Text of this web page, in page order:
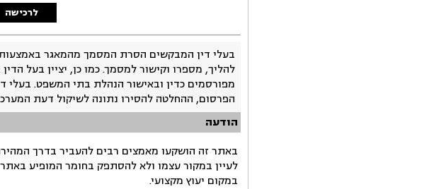
לרכישה
בעלי דין המבקשים הסרת המסמך מהמאגר
להליך, מספרו וקישור למסמך. כמו כן, יציין בעל
מפורסמים כדין ובאישור הנהלת בתי המשפט.
הפרסום, ההחלטה להסירו נתונה לשיקול דעת
הודעה
באתר זה הושקעו מאמצים רבים להעביר בדרך
לעיין במקור עצמו ולא להסתפק בחומר המופיע
במקום יעוץ מקצועי.